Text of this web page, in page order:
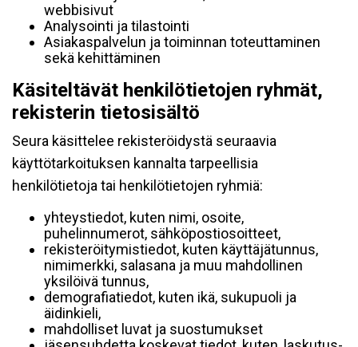
webbisivut
Analysointi ja tilastointi
Asiakaspalvelun ja toiminnan toteuttaminen
sekä kehittäminen
Käsiteltävät henkilötietojen ryhmät,
rekisterin tietosisältö
Seura käsittelee rekisteröidystä seuraavia
käyttötarkoituksen kannalta tarpeellisia
henkilötietoja tai henkilötietojen ryhmiä:
yhteystiedot, kuten nimi, osoite,
puhelinnumerot, sähköpostiosoitteet,
rekisteröitymistiedot, kuten käyttäjätunnus,
nimimerkki, salasana ja muu mahdollinen
yksilöivä tunnus,
demografiatiedot, kuten ikä, sukupuoli ja
äidinkieli,
mahdolliset luvat ja suostumukset